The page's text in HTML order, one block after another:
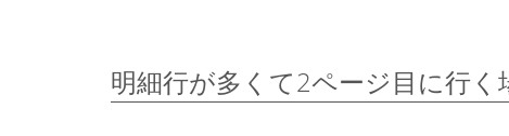
明細行が多くて2ページ目に行